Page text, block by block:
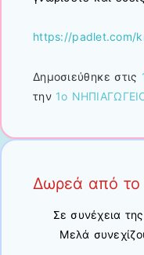
https://padlet.com/
Δημοσιεύθηκε στις
την 1ο
Δωρεά από
Σε συνέχεια
Μελά